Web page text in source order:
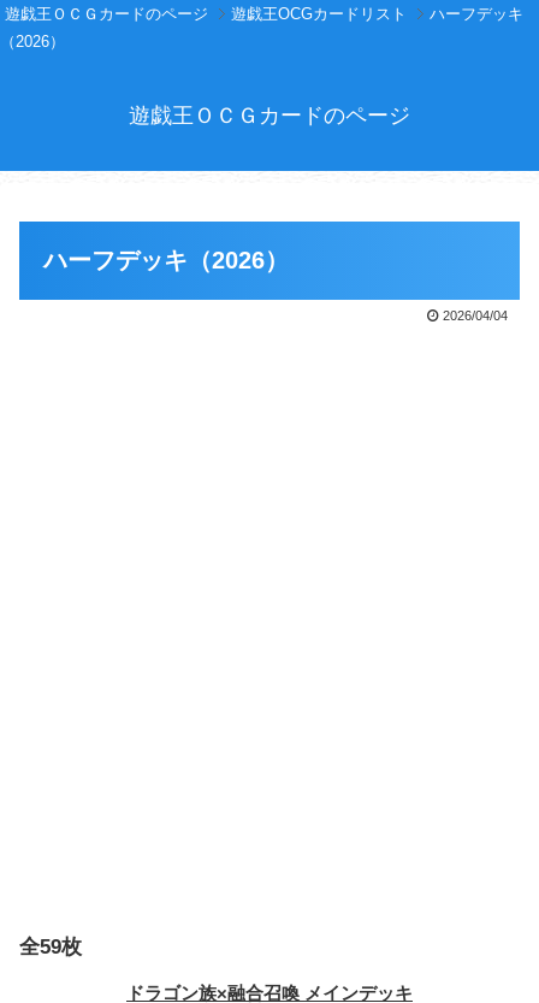
遊戯王ＯＣＧカードのページ 遊戯王OCGカードリスト
ハーフデッキ
（2026）
遊戯王ＯＣＧカードのページ
ハーフデッキ（2026）
2026/04/04
全59枚
ドラゴン族×融合召喚 メインデッキ